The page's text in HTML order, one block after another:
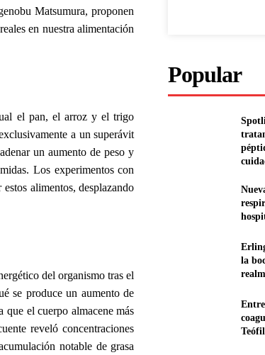
Matsumura, proponen
en nuestra alimentación
el pan, el arroz y el trigo
a un superávit
un aumento de peso y
Los experimentos con
alimentos, desplazando
del organismo tras el
se produce un aumento de
que el cuerpo almacene más
reveló concentraciones
notable de grasa
Popular
la